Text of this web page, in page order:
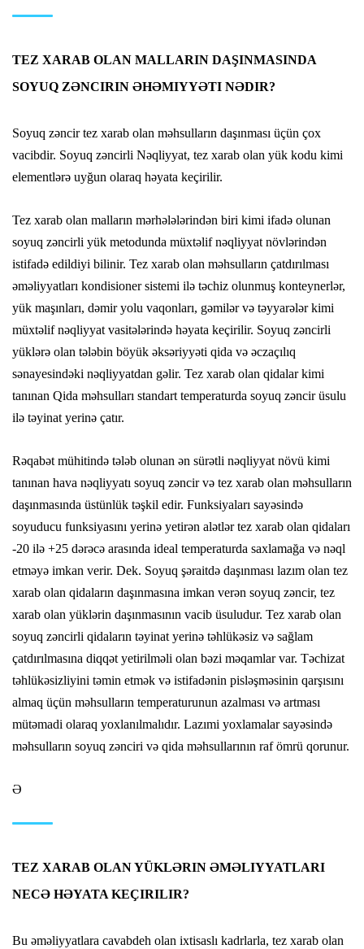
TEZ XARAB OLAN MALLARIN DAŞINMASINDA
SOYUQ ZƏNCIRIN ƏHƏMIYYƏTI NƏDIR?
Soyuq zəncir tez xarab olan məhsulların daşınması üçün çox
vacibdir. Soyuq zəncirli Nəqliyyat, tez xarab olan yük kodu kimi
elementlərə uyğun olaraq həyata keçirilir.
Tez xarab olan malların mərhələlərindən biri kimi ifadə olunan
soyuq zəncirli yük metodunda müxtəlif nəqliyyat növlərindən
istifadə edildiyi bilinir. Tez xarab olan məhsulların çatdırılması
əməliyyatları kondisioner sistemi ilə təchiz olunmuş konteynerlər,
yük maşınları, dəmir yolu vaqonları, gəmilər və təyyarələr kimi
müxtəlif nəqliyyat vasitələrində həyata keçirilir. Soyuq zəncirli
yüklərə olan tələbin böyük əksəriyyəti qida və əczaçılıq
sənayesindəki nəqliyyatdan gəlir. Tez xarab olan qidalar kimi
tanınan Qida məhsulları standart temperaturda soyuq zəncir üsulu
ilə təyinat yerinə çatır.
Rəqabət mühitində tələb olunan ən sürətli nəqliyyat növü kimi
tanınan hava nəqliyyatı soyuq zəncir və tez xarab olan məhsulların
daşınmasında üstünlük təşkil edir. Funksiyaları sayəsində
soyuducu funksiyasını yerinə yetirən alətlər tez xarab olan qidaları
-20 ilə +25 dərəcə arasında ideal temperaturda saxlamağa və nəql
etməyə imkan verir. Dek. Soyuq şəraitdə daşınması lazım olan tez
xarab olan qidaların daşınmasına imkan verən soyuq zəncir, tez
xarab olan yüklərin daşınmasının vacib üsuludur. Tez xarab olan
soyuq zəncirli qidaların təyinat yerinə təhlükəsiz və sağlam
çatdırılmasına diqqət yetirilməli olan bəzi məqamlar var. Təchizat
təhlükəsizliyini təmin etmək və istifadənin pisləşməsinin qarşısını
almaq üçün məhsulların temperaturunun azalması və artması
mütəmadi olaraq yoxlanılmalıdır. Lazımi yoxlamalar sayəsində
məhsulların soyuq zənciri və qida məhsullarının raf ömrü qorunur.
Ə
TEZ XARAB OLAN YÜKLƏRIN ƏMƏLIYYATLARI
NECƏ HƏYATA KEÇIRILIR?
Bu əməliyyatlara cavabdeh olan ixtisaslı kadrlarla, tez xarab olan